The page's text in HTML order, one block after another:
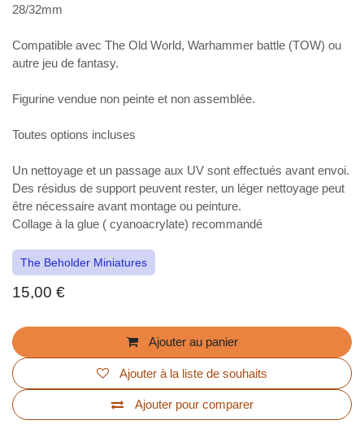
28/32mm
Compatible avec The Old World, Warhammer battle
(TOW) ou autre jeu de fantasy.
Figurine vendue non peinte et non assemblée.
Toutes options incluses
Un nettoyage et un passage aux UV sont effectués
avant envoi. Des résidus de support peuvent rester, un
léger nettoyage peut être nécessaire avant montage
ou peinture.
The Beholder Miniatures
Ajouter au panier
Ajouter pour comparer
Ajouter à la liste de souhaits